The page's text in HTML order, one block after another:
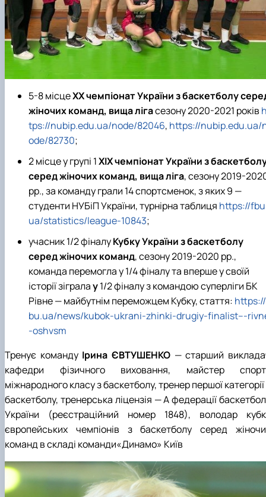
5-8 місцеХХ чемпіонат України з баскетболу
жіночих команд, вища лігасезону 2020-2021 років
tps://nubip.edu.ua/node/82046, https://nubip.edu.ua/
ode/82730;
2 місце у групі 1ХІХ чемпіонат України з
серед жіночих команд, вища ліга, сезону 2019-
рр., за команду грали 14 спортсменок, з яких 9 —
студенти НУБіП України, турнірна таблиця https://
ua/statistics/league-10843;
учасник 1/2 фіналуКубку України з баскетболу
серед жіночих команд, сезону 2019-2020 рр.,
команда перемогла у 1/4 фіналу та вперше у своїй
історії зігралау1/2 фіналуз командою суперліги БК
Рівне — майбутнім переможцем Кубку, стаття:
bu.ua/news/kubok-ukrani-zhinki-drugiy-finalist---
-oshvsm
Тренує команду Ірина ЄВТУШЕНКО — старший
кафедри фізичного виховання, майстер
міжнародного класу з баскетболу, тренер першої категорії
баскетболу, тренерська ліцензія — А федерації
України (реєстраційний номер 1848), володар
європейських чемпіонів з баскетболу серед
команд в складі команди«Динамо» Київ